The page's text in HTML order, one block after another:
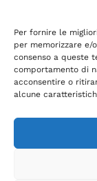
Per fornire le
per memorizzare
consenso a queste
comportamento di
acconsentire o
alcune
lascia una
PRIVACY